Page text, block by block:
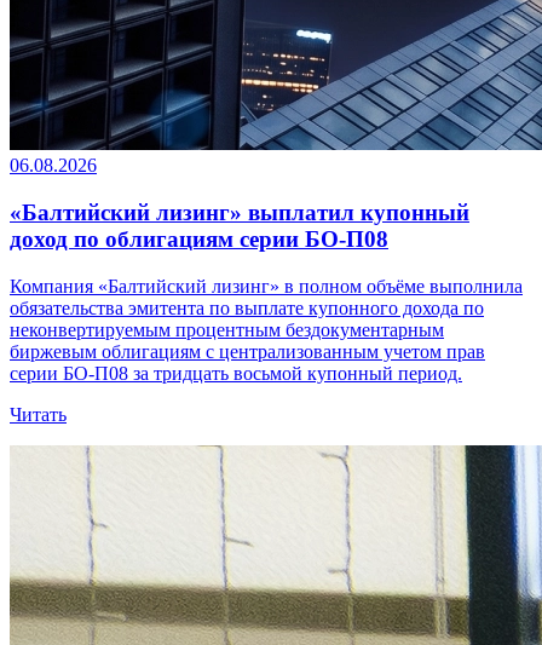
06.08.2026
«Балтийский лизинг» выплатил купонный
доход по облигациям серии БО-П08
Компания «Балтийский лизинг» в полном объёме выполнила
обязательства эмитента по выплате купонного дохода по
неконвертируемым процентным бездокументарным
биржевым облигациям с централизованным учетом прав
серии БО-П08 за тридцать восьмой купонный период.
Читать